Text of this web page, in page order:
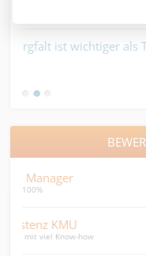
Tempo um
wird auf der
HR Manager
HR Manager/
Eidg. dipl.
sprachgewandte